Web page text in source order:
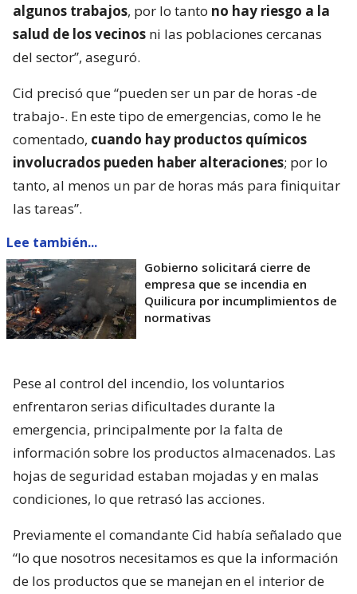
algunos trabajos, por lo tanto no hay riesgo a la
salud de los vecinos ni las poblaciones cercanas
del sector”, aseguró.
Cid precisó que “pueden ser un par de horas -de
trabajo-. En este tipo de emergencias, como le he
comentado, cuando hay productos químicos
involucrados pueden haber alteraciones; por lo
tanto, al menos un par de horas más para finiquitar
las tareas”.
Lee también...
Gobierno solicitará cierre de
empresa que se incendia en
Quilicura por incumplimientos de
normativas
Pese al control del incendio, los voluntarios
enfrentaron serias dificultades durante la
emergencia, principalmente por la falta de
información sobre los productos almacenados. Las
hojas de seguridad estaban mojadas y en malas
condiciones, lo que retrasó las acciones.
Previamente el comandante Cid había señalado que
“lo que nosotros necesitamos es que la información
de los productos que se manejan en el interior de